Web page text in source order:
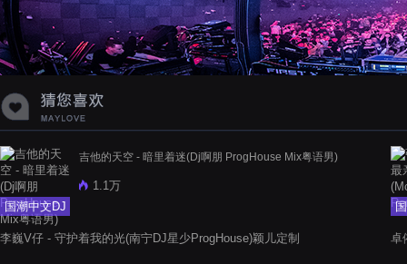
国潮中文DJ
吉他的天空 - 暗里着迷(Dj啊朋 ProgHouse Mix粤语男)
1.1万
李巍V仔 - 守护着我的光(南宁DJ星少ProgHouse)颖儿定制 卓